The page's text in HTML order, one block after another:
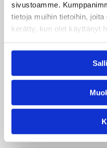
sivustoamme.
tietoja muihin tietoihin,
kerätty, kun olet käyttänyt
Pia Salminen
Kategoriat
Suomalaiset